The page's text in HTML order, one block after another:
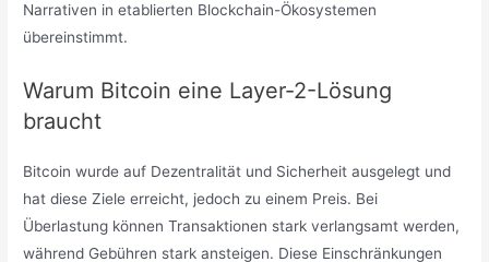
Narrativen in etablierten Blockchain-Ökosystemen
übereinstimmt.
Warum Bitcoin eine Layer-2-Lösung
braucht
Bitcoin wurde auf Dezentralität und Sicherheit ausgelegt und
hat diese Ziele erreicht, jedoch zu einem Preis. Bei
Überlastung können Transaktionen stark verlangsamt werden,
während Gebühren stark ansteigen. Diese Einschränkungen